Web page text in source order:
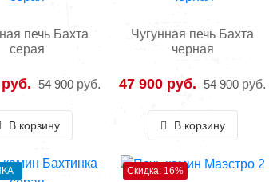
печь Бахта
серая
54 900 руб.
В корзину
Чугунная печь Бахта
черная
47 900 руб. 54 900 руб.
В корзину
Скидка: 16%